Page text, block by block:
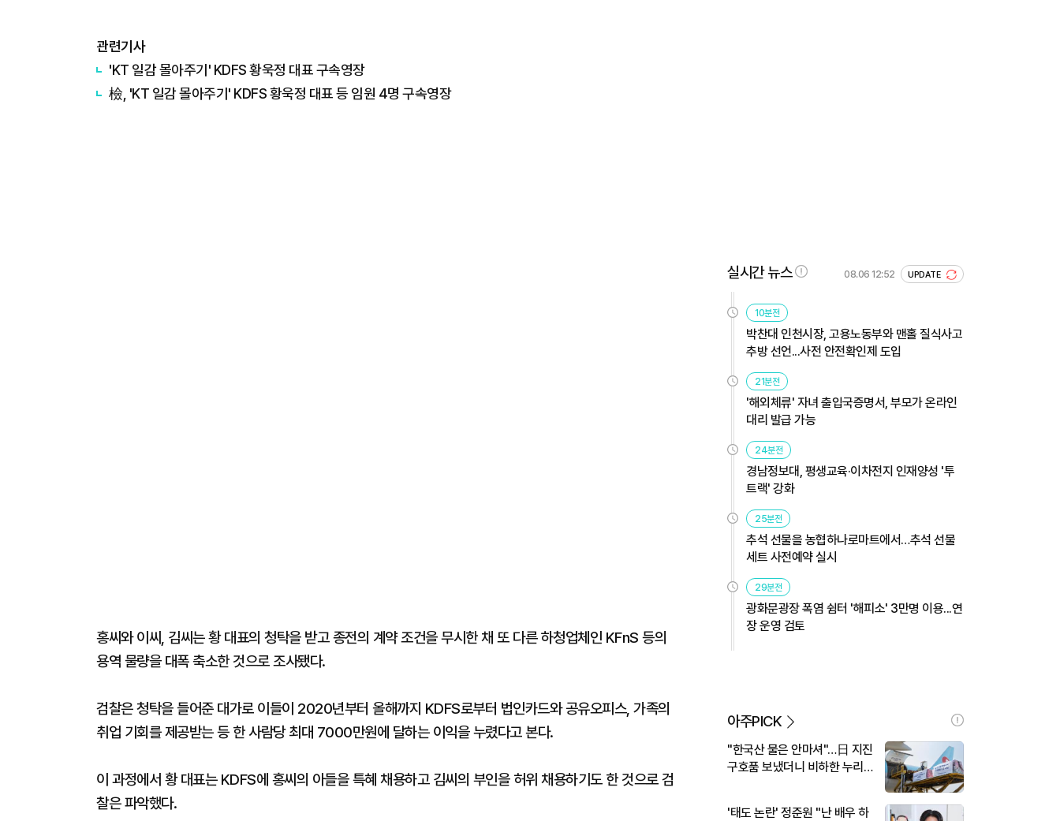
관련기사
'KT 일감 몰아주기' KDFS 황욱정 대표 구속영장
檢, 'KT 일감 몰아주기' KDFS 황욱정 대표 등 임원 4명 구속영장
홍씨와 이씨, 김씨는 황 대표의 청탁을 받고 종전의 계약 조건을 무시한 채 또 다른 하청업체인 KFnS 등의
용역 물량을 대폭 축소한 것으로 조사됐다.
검찰은 청탁을 들어준 대가로 이들이 2020년부터 올해까지 KDFS로부터 법인카드와 공유오피스, 가족의
취업 기회를 제공받는 등 한 사람당 최대 7000만원에 달하는 이익을 누렸다고 본다.
이 과정에서 황 대표는 KDFS에 홍씨의 아들을 특혜 채용하고 김씨의 부인을 허위 채용하기도 한 것으로 검
찰은 파악했다.
실시간 뉴스 08.06 12:52 UPDATE
10분전
박찬대 인천시장, 고용노동부와 맨홀 질식사고
추방 선언...사전 안전확인제 도입
21분전
'해외체류' 자녀 출입국증명서, 부모가 온라인
대리 발급 가능
24분전
경남정보대, 평생교육·이차전지 인재양성 '투
트랙' 강화
25분전
추석 선물을 농협하나로마트에서…추석 선물
세트 사전예약 실시
29분전
광화문광장 폭염 쉼터 '해피소' 3만명 이용...연
장 운영 검토
아주PICK
"한국산 물은 안마셔"…日 지진
구호품 보냈더니 비하한 누리
'태도 논란' 정준원 "난 배우 하